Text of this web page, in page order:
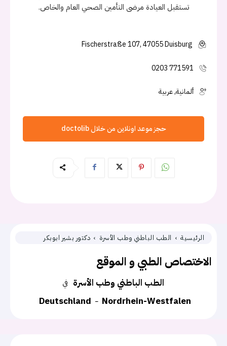
الرئيسية الطب الباطني وطب الأسرة دكتور بشير ابوبكر
الاختصاص الطبي و الموقع
في الطب الباطني وطب الأسرة
Deutschland
Nordrhein-Westfalen
تستقبل العيادة مرضى التأمين الصحي العام والخاص.
Fischerstraße 107, 47055 Duisburg
0203 771591
ألمانية, عربية
حجز موعد اونلاين من خلال doctolib